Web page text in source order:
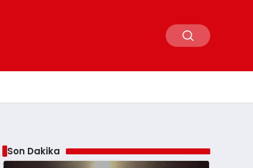
Son Dakika